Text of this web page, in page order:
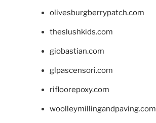
olivesburgberrypatch.com
theslushkids.com
giobastian.com
glpascensori.com
rifloorepoxy.com
woolleymillingandpaving.com